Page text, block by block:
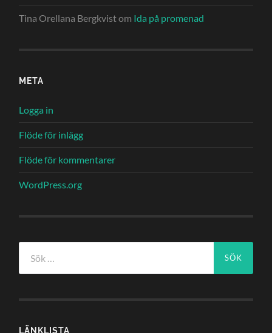
Tina Orellana Bergkvistom Ida på promenad
META
Logga in
Flöde för inlägg
Flöde för kommentarer
WordPress.org
efter:
LÄNKLISTA